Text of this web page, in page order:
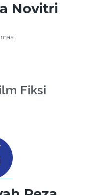
Novitri
Fiksi